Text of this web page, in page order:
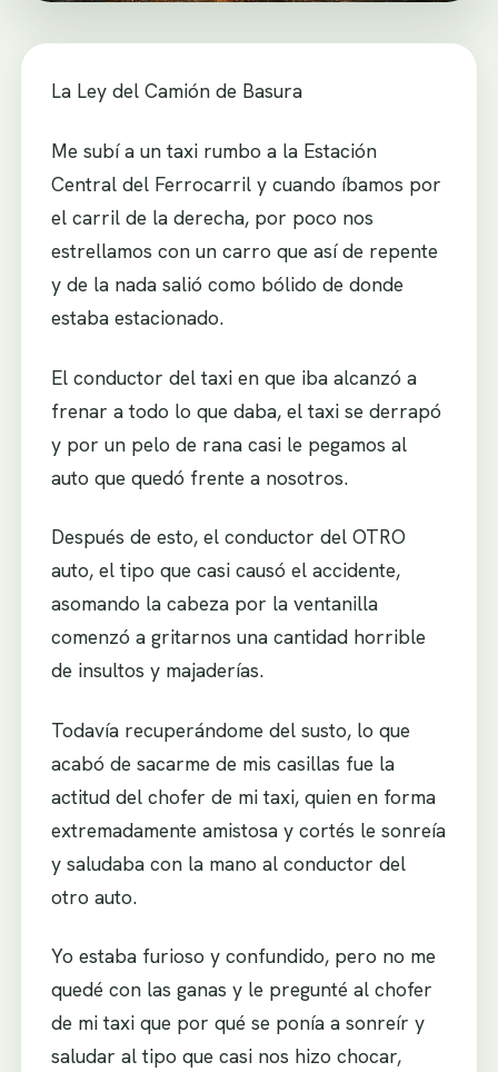
La Ley del Camión de Basura
Me subí a un taxi rumbo a la Estación
Central del Ferrocarril y cuando íbamos por
el carril de la derecha, por poco nos
estrellamos con un carro que así de repente
y de la nada salió como bólido de donde
estaba estacionado.
El conductor del taxi en que iba alcanzó a
frenar a todo lo que daba, el taxi se derrapó
y por un pelo de rana casi le pegamos al
auto que quedó frente a nosotros.
Después de esto, el conductor del OTRO
auto, el tipo que casi causó el accidente,
asomando la cabeza por la ventanilla
comenzó a gritarnos una cantidad horrible
de insultos y majaderías.
Todavía recuperándome del susto, lo que
acabó de sacarme de mis casillas fue la
actitud del chofer de mi taxi, quien en forma
extremadamente amistosa y cortés le sonreía
y saludaba con la mano al conductor del
otro auto.
Yo estaba furioso y confundido, pero no me
quedé con las ganas y le pregunté al chofer
de mi taxi que por qué se ponía a sonreír y
saludar al tipo que casi nos hizo chocar,